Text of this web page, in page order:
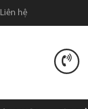
Liên hệ